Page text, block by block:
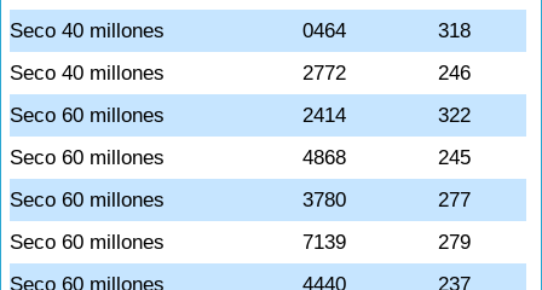
Seco 40 millones
0464
318
Seco 40 millones
2772
246
Seco 60 millones
2414
322
Seco 60 millones
4868
245
Seco 60 millones
3780
277
Seco 60 millones
7139
279
Seco 60 millones
4440
237